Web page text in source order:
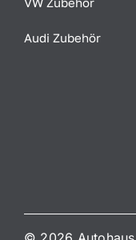
Audi Zubehör